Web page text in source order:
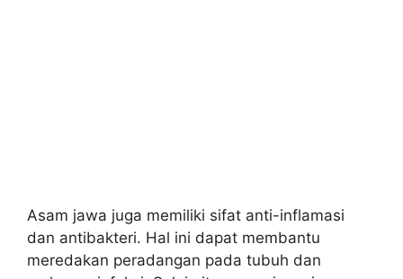
Asam jawa juga memiliki sifat anti-inflamasi
dan antibakteri. Hal ini dapat membantu
meredakan peradangan pada tubuh dan